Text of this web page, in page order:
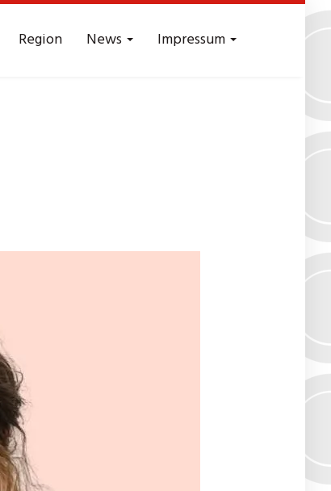
Region News Impressum